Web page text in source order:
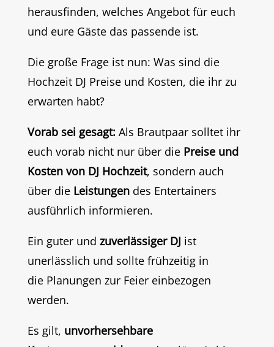
herausfinden, welches Angebot für euch
und eure Gäste das passende ist.
Die große Frage ist nun: Was sind die
Hochzeit DJ Preise und Kosten, die ihr zu
erwarten habt?
Vorab sei gesagt:Als Brautpaar solltet ihr
euch vorab nicht nur über die Preise und
Kosten von DJ Hochzeit, sondern auch
über die Leistungendes Entertainers
ausführlich informieren.
Ein guter und zuverlässiger DJ ist
unerlässlich und sollte frühzeitig in
die Planungen zur Feier einbezogen
werden.
Es gilt, unvorhersehbare